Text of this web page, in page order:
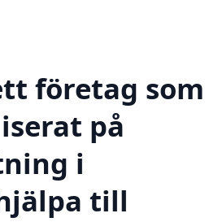
företag som
på
i
till